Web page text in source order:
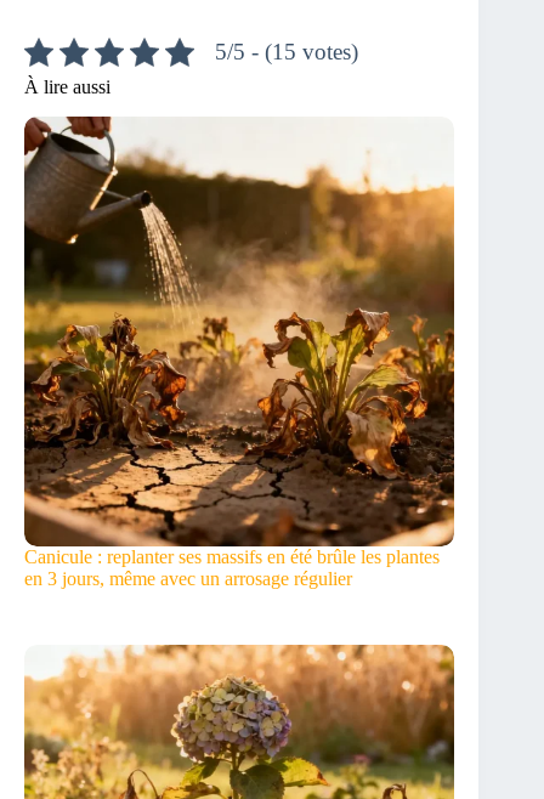
5/5 - (15 votes)
À lire aussi
Canicule : replanter ses massifs en été brûle les plantes
en 3 jours, même avec un arrosage régulier